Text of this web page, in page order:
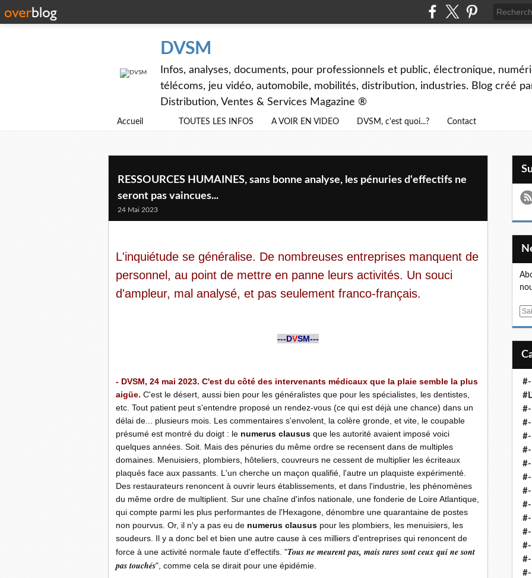
DVSM
Infos, analyses, documents, pour professionnels et public, électronique,
télécoms, jeu vidéo, automobile, mobilités, distribution, industries. Blog créé
Distribution, Ventes & Services Magazine ®
Accueil TOUTES LES INFOS A VOIR EN VIDEO DVSM, c'est quoi...? Contact
RESSOURCES HUMAINES, sans bonne analyse, les pénuries d'effectifs ne
seront pas vaincues...
24 Mai 2023
L'inquiétude se généralise. De nombreuses entreprises manquent de
personnel, au point de mettre en panne leurs activités. Un souci
d'ampleur, mal analysé, et pas seulement franco-français.
---DVSM---
- DVSM, 24 mai 2023. C'est du côté des intervenants médicaux que la plaie semble la plus
aigüe. C'est le désert, aussi bien pour les généralistes que pour les spécialistes, les dentistes,
etc. Tout patient peut s'entendre proposé un rendez-vous (ce qui est déjà une chance) dans un
délai de... plusieurs mois. Les commentaires s'envolent, la colère gronde, et vite, le coupable
présumé est montré du doigt : le numerus clausus que les autorité avaient imposé voici
quelques années. Soit. Mais des pénuries du même ordre se recensent dans de multiples
domaines. Menuisiers, plombiers, hôteliers, couvreurs ne cessent de multiplier les écriteaux
plaqués face aux passants. L'un cherche un maçon qualifié, l'autre un plaquiste expérimenté.
Des restaurateurs renoncent à ouvrir leurs établissements, et dans l'industrie, les phénomènes
du même ordre de multiplient. Sur une chaîne d'infos nationale, une fonderie de Loire Atlantique,
qui compte parmi les plus performantes de l'Hexagone, dénombre une quarantaine de postes
non pourvus. Or, il n'y a pas eu de numerus clausus pour les plombiers, les menuisiers, les
soudeurs. Il y a donc bel et bien une autre cause à ces milliers d'entreprises qui renoncent de
force à une activité normale faute d'effectifs. "Tous ne meurent pas, mais rares sont ceux qui ne sont
pas touchés", comme cela se dirait pour une épidémie.
E
#-
#-
#-
#-
#-
#-
#-
#-
#-
#-